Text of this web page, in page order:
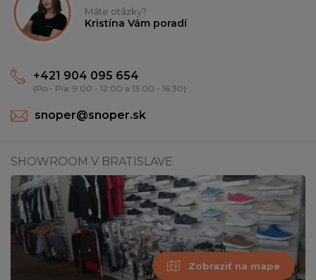
Máte otázky?
Kristína Vám poradí
+421 904 095 654
(Po - Pia: 9:00 - 12:00 a 13:00 - 16:30)
snoper@snoper.sk
SHOWROOM V BRATISLAVE
Zobraziť na mape